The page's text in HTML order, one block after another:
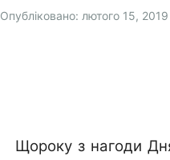
Опубліковано: лютого 15, 2019
Щороку з нагоди